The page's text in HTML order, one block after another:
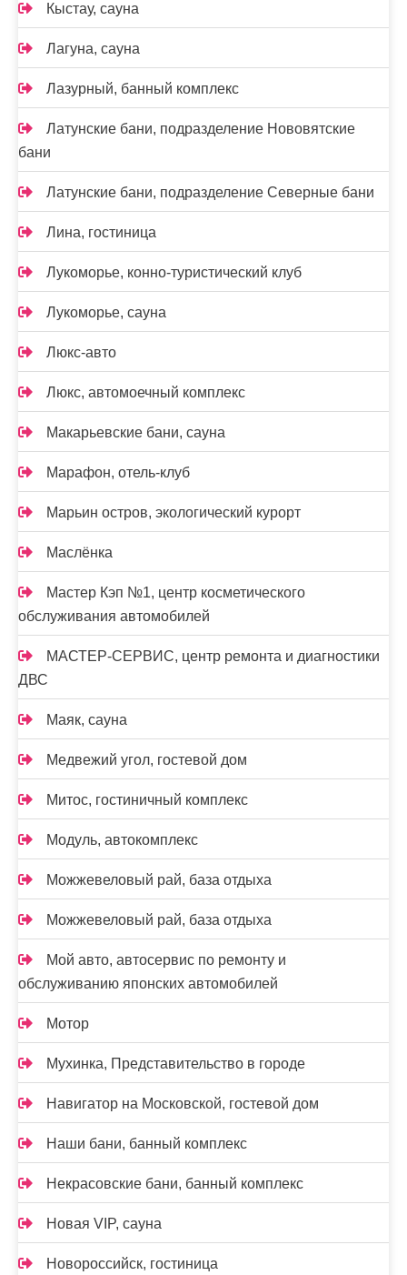
Кыстау, сауна
Лагуна, сауна
Лазурный, банный комплекс
Латунские бани, подразделение Нововятские
бани
Латунские бани, подразделение Северные бани
Лина, гостиница
Лукоморье, конно-туристический клуб
Лукоморье, сауна
Люкс-авто
Люкс, автомоечный комплекс
Макарьевские бани, сауна
Марафон, отель-клуб
Марьин остров, экологический курорт
Маслёнка
Мастер Кэп №1, центр косметического
обслуживания автомобилей
МАСТЕР-СЕРВИС, центр ремонта и диагностики
ДВС
Маяк, сауна
Медвежий угол, гостевой дом
Митос, гостиничный комплекс
Модуль, автокомплекс
Можжевеловый рай, база отдыха
Можжевеловый рай, база отдыха
Мой авто, автосервис по ремонту и
обслуживанию японских автомобилей
Мотор
Мухинка, Представительство в городе
Навигатор на Московской, гостевой дом
Наши бани, банный комплекс
Некрасовские бани, банный комплекс
Новая VIP, сауна
Новороссийск, гостиница